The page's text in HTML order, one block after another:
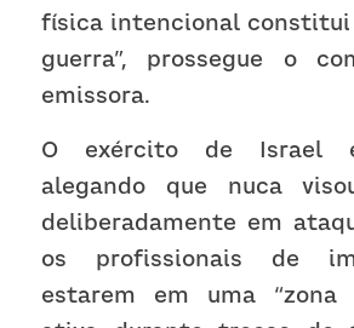
física intencional constitui
guerra”, prossegue o
emissora.
O exército de Israel
alegando que nuca
deliberadamente em
os profissionais de
estarem em uma “zona